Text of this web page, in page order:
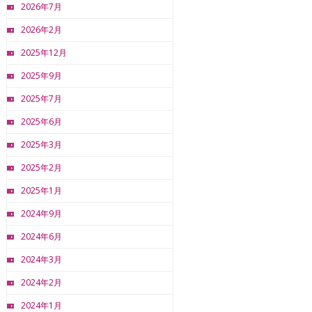
2026年7月
2026年2月
2025年12月
2025年9月
2025年7月
2025年6月
2025年3月
2025年2月
2025年1月
2024年9月
2024年6月
2024年3月
2024年2月
2024年1月